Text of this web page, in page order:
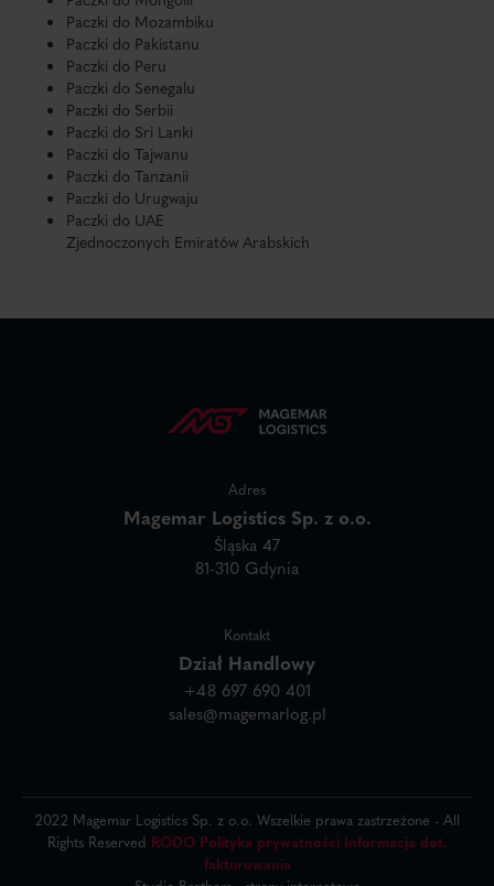
Paczki do Mozambiku
Paczki do Pakistanu
Paczki do Peru
Paczki do Senegalu
Paczki do Serbii
Paczki do Sri Lanki
Paczki do Tajwanu
Paczki do Tanzanii
Paczki do Urugwaju
Paczki do UAE
Zjednoczonych Emiratów Arabskich
Adres
Magemar Logistics Sp. z o.o.
Śląska 47
81-310 Gdynia
Kontakt
Dział Handlowy
+48 697 690 401
sales@magemarlog.pl
2022 Magemar Logistics Sp. z o.o. Wszelkie prawa zastrzeżone - All
Rights Reserved RODO Polityka prywatności Informacja dot.
fakturowania